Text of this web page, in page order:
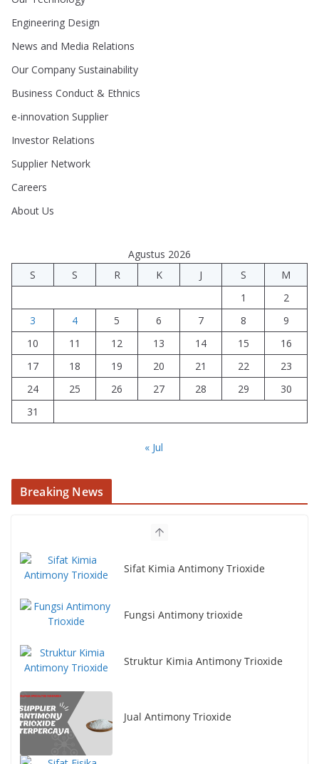
Engineering Design
News and Media Relations
Our Company Sustainability
Business Conduct & Ethnics
e-innovation Supplier
Investor Relations
Supplier Network
Careers
About Us
Agustus 2026
S
S R K J S
M
1
2
3
4 5 6 7 8
9
10
11 12 13 14 15
16
17
18 19 20 21 22
23
24
25 26 27 28 29
30
31
« Jul
Breaking News
Sifat Kimia Antimony Trioxide
Fungsi Antimony trioxide
Struktur Kimia Antimony Trioxide
Jual Antimony Trioxide